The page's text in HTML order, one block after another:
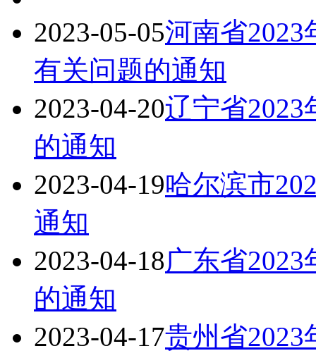
2023-05-05河南省
有关问题的通知
2023-04-20辽宁省
的通知
2023-04-19哈尔滨市
通知
2023-04-18广东省
的通知
2023-04-17贵州省